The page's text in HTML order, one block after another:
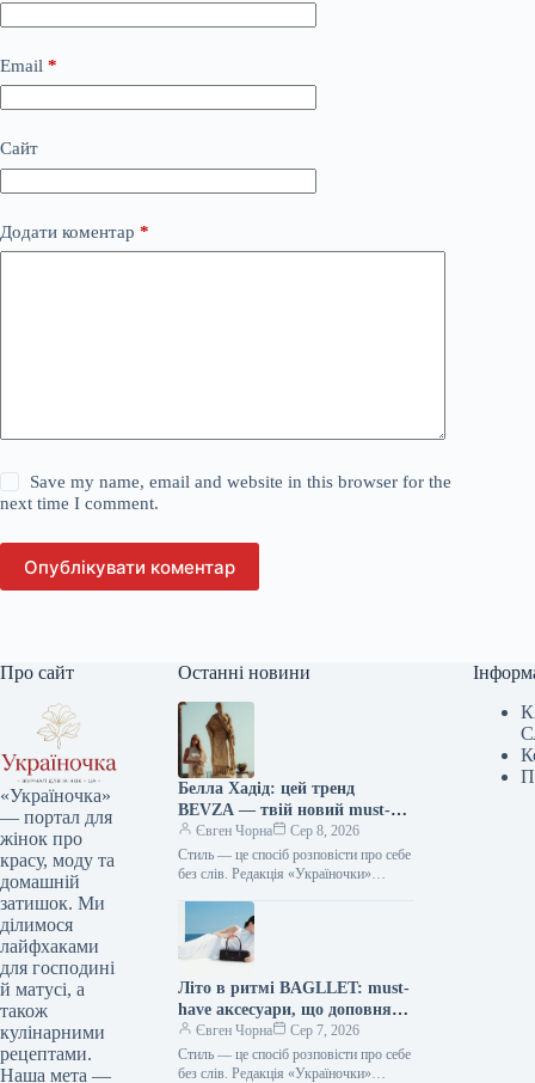
Email *
Сайт
Додати коментар *
Save my name, email and website in this browser for the
next time I comment.
Опублікувати коментар
Про сайт
«Україночка»
— портал для
жінок про
красу, моду та
домашній
затишок. Ми
ділимося
лайфхаками
для господині
й матусі, а
також
кулінарними
рецептами.
Наша мета —
Останні новини
Белла Хадід: цей тренд
BEVZA — твій новий must-
have сезону!
Євген Чорна
Сер 8, 2026
Стиль — це спосіб розповісти про себе
без слів. Редакція «Україночки»
тенденціями, і сьогодні ми
підготували…
Літо в ритмі BAGLLET: must-
have аксесуари, що доповнять
твій фешн-образ
Євген Чорна
Сер 7, 2026
Стиль — це спосіб розповісти про себе
без слів. Редакція «Україночки»